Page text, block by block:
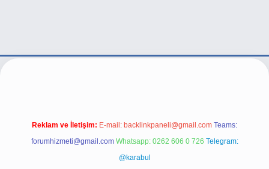
betexper.live/
Reklam ve İletişim: E-mail: backlinkpaneli@gmail.com Teams:
forumhizmeti@gmail.com Whatsapp: 0262 606 0 726 Telegram:
@karabul